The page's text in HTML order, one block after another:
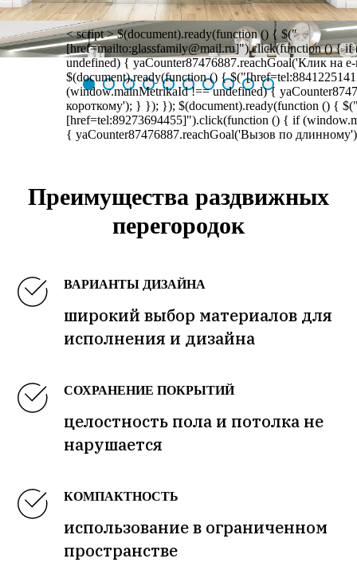
< script > $(document).ready(function () { $("
[href=mailto:glassfamily@mail.ru]").click(function () {
undefined) { yaCounter87476887.reachGoal('Клик на
$(document).ready(function () {
(window.mainMetrikaId !== undefined) {
короткому'); } }); }); $(document).ready(function () {
[href=tel:89273694455]").click(function () { if
{ yaCounter87476887.reachGoal('Вызов по
Преимущества раздвижных
перегородок
ВАРИАНТЫ ДИЗАЙНА
широкий выбор материалов для
исполнения и дизайна
СОХРАНЕНИЕ ПОКРЫТИЙ
целостность пола и потолка не
нарушается
КОМПАКТНОСТЬ
использование в ограниченном
пространстве